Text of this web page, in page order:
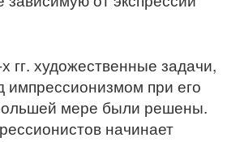
гг. художественные задачи,
импрессионизмом при его
мере были решены.
начинает